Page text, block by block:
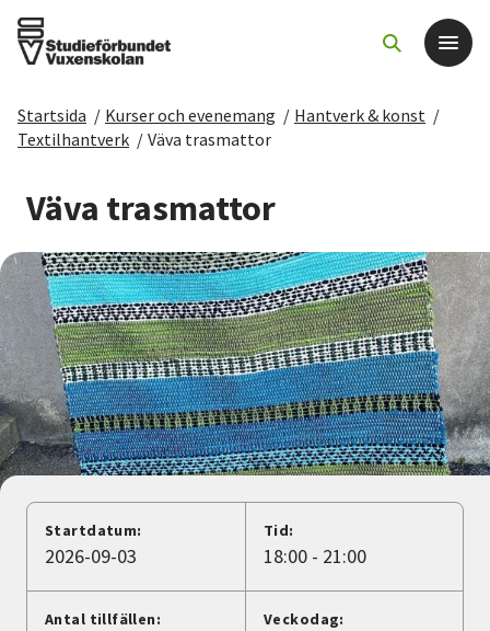
Det här gör vi
För dig som
Sök kurser och evenemang
Om SV
Starta studiecirkel
Cirkelledare
Nyheter
Avdelningar
Startsida / Kurser och evenemang / Hantverk & konst /
Textilhantverk / Väva trasmattor
Väva trasmattor
Startdatum:
2026-09-03
Tid:
18:00 - 21:00
Antal tillfällen: Veckodag: